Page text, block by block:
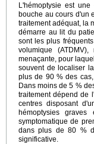
L'hémoptysie est
bouche au cours d'un
traitement adéquat, la
démarre au lit du
sont les plus
volumique
menaçante, pour
souvent de localiser
plus de 90 % des
Dans moins de 5 %
traitement dépend de
centres disposant
hémoptysies
symptomatique de
dans plus de 80 %
significative.